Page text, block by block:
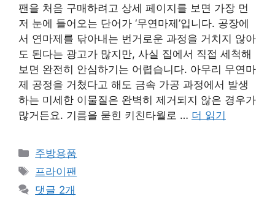
팬을 처음 구매하려고 상세 페이지를 보면 가장 먼
저 눈에 들어오는 단어가 ‘무연마제’입니다. 공장에
서 연마제를 닦아내는 번거로운 과정을 거치지 않아
도 된다는 광고가 많지만, 사실 집에서 직접 세척해
보면 완전히 안심하기는 어렵습니다. 아무리 무연마
제 공정을 거쳤다고 해도 금속 가공 과정에서 발생
하는 미세한 이물질은 완벽히 제거되지 않은 경우가
많거든요. 기름을 묻힌 키친타월로 … 더 읽기
카
테
리
주방용품
태
그
프라이팬
댓글 2개